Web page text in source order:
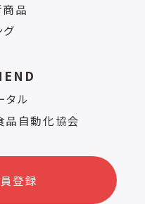
商品
グ
タル
品自動化協会
登録